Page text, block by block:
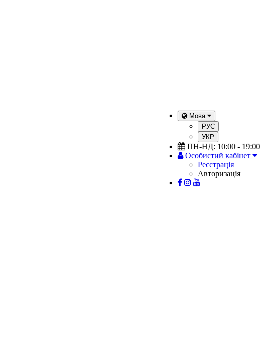
Мова
РУС
УКР
ПН-НД: 10:00 - 19:00
Особистий кабінет
Реєстрація
Авторизація